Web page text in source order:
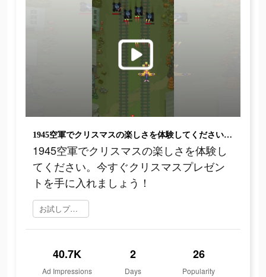
1945空軍でクリスマスの楽しさを体験してください。今すぐクリスマスプレゼントを手に入れましょう！
1945空軍でクリスマスの楽しさを体験し
てください。今すぐクリスマスプレゼン
トを手に入れましょう！
お試しプレイ
40.7K
Ad Impressions
2
Days
26
Popularity